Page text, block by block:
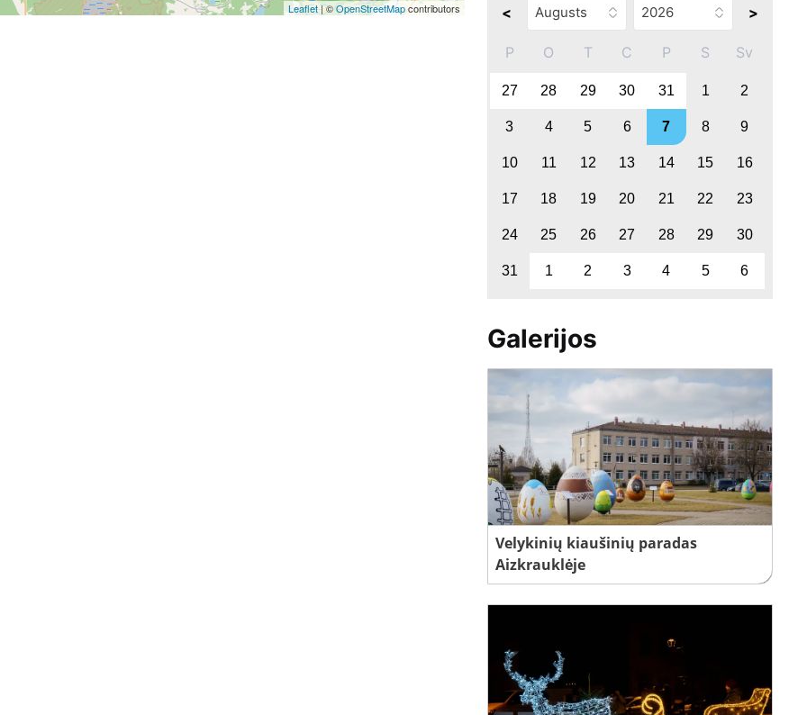
Leaflet| ©OpenStreetMapcontributors < >
P O T C P S Sv
27 28 29 30 31 1 2
3 4 5 6 7 8 9
10 11 12 13 14 15 16
17 18 19 20 21 22 23
24 25 26 27 28 29 30
31 1 2 3 4 5 6
Galerijos
Velykinių kiaušinių paradas
Aizkrauklėje